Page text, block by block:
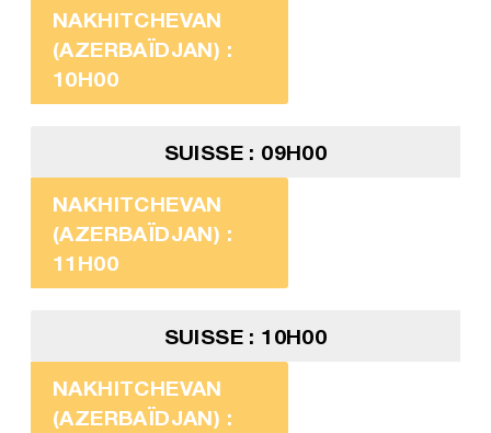
NAKHITCHEVAN
(AZERBAÏDJAN) :
10H00
SUISSE : 09H00
NAKHITCHEVAN
(AZERBAÏDJAN) :
11H00
SUISSE : 10H00
NAKHITCHEVAN
(AZERBAÏDJAN) :